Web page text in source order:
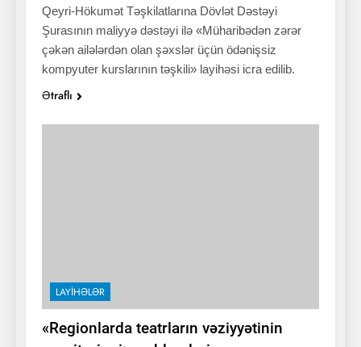
Qeyri-Hökumət Təşkilatlarına Dövlət Dəstəyi
Şurasının maliyyə dəstəyi ilə «Müharibədən zərər
çəkən ailələrdən olan şəxslər üçün ödənişsiz
kompyuter kurslarının təşkili» layihəsi icra edilib.
Ətraflı
LAYIHƏLƏR
«Regionlarda teatrların vəziyyətinin